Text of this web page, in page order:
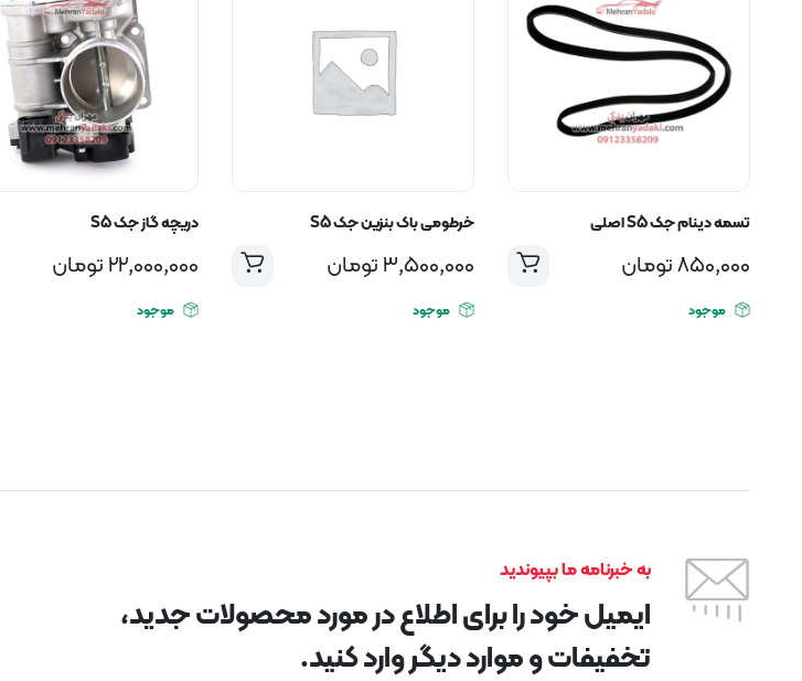
تسمه دینام جک S5 اصلی
850,000تومان
موجود
خرطومی باک بنزین جک S5
3,500,000 تومان
موجود
دریچه گاز جک S5
22,000,000 تومان
موجود
به خبرنامه ما بپیوندید
ایمیل خود را برای اطلاع در مورد محصولات جدید،
تخفیفات و موارد دیگر وارد کنید.